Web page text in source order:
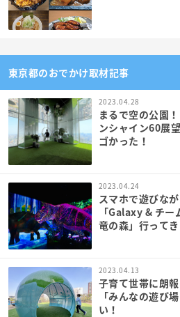
東京都のおでかけ取材記事
2023.04.28
まるで空の公園
ンシャイン60展
ゴかった！
2023.04.24
スマホで遊びな
「Galaxy & チ
竜の森」行ってき
2023.04.13
子育て世帯に朗
「みんなの遊び
い！